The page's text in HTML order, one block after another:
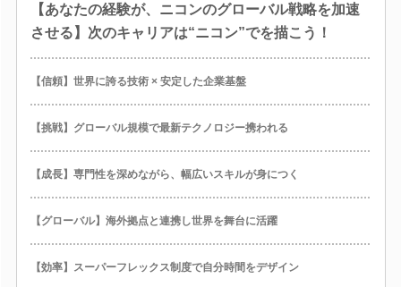
【あなたの経験が、ニコンのグローバル戦略を加速
させる】次のキャリアは“ニコン”でを描こう！
【信頼】世界に誇る技術 × 安定した企業基盤
【挑戦】グローバル規模で最新テクノロジー携われる
【成長】専門性を深めながら、幅広いスキルが身につく
【グローバル】海外拠点と連携し世界を舞台に活躍
【効率】スーパーフレックス制度で自分時間をデザイン